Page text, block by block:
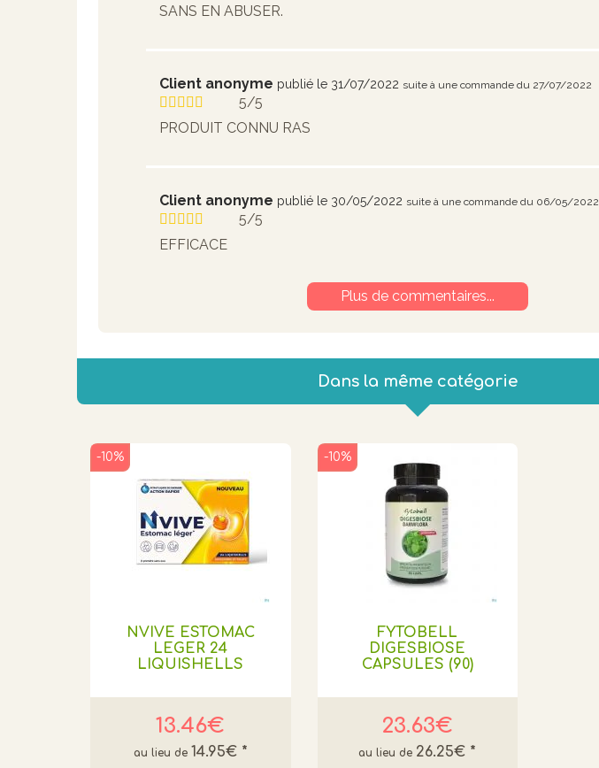
SANS EN ABUSER.
Client anonyme publié le 31/07/2022 suite à une commande du 27/07/2022
5/5
PRODUIT CONNU RAS
Client anonyme publié le 30/05/2022 suite à une commande du 06/05/2022
5/5
EFFICACE
Plus de commentaires...
Dans la même catégorie
NVIVE ESTOMAC
LEGER 24
LIQUISHELLS
13.46€
-10%
14.95€ *
FYTOBELL
DIGESBIOSE
CAPSULES (90)
23.63€
-10%
26.25€ *